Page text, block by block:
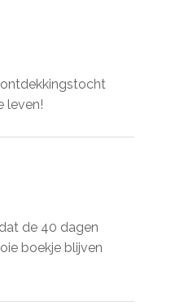
leven!
de 40 dagen
boekje blijven